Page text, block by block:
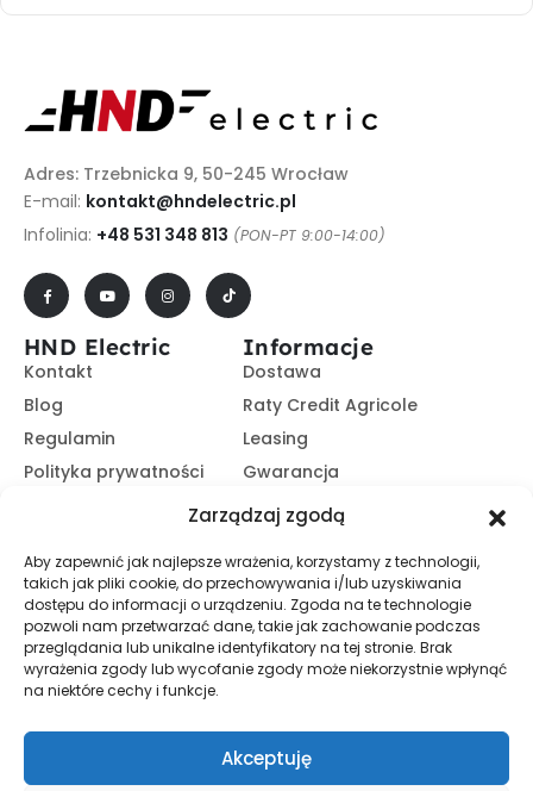
Zarządzaj zgodą
Aby zapewnić jak najlepsze wrażenia, korzystamy z technologii,
takich jak pliki cookie, do przechowywania i/lub uzyskiwania
dostępu do informacji o urządzeniu. Zgoda na te technologie
pozwoli nam przetwarzać dane, takie jak zachowanie podczas
przeglądania lub unikalne identyfikatory na tej stronie. Brak
wyrażenia zgody lub wycofanie zgody może niekorzystnie wpłynąć
na niektóre cechy i funkcje.
Akceptuję
Adres: Trzebnicka 9, 50-245 Wrocław
E-mail: kontakt@hndelectric.pl
Infolinia: +48 531 348 813 (PON-PT 9:00-14:00)
HND Electric
Kontakt
Blog
Regulamin
Polityka prywatności
Informacje
Dostawa
Raty Credit Agricole
Leasing
Gwarancja
14 dni na zwrot
Program partnerski
Zasubskrybuj nasz Newsletter
Zapisz Się